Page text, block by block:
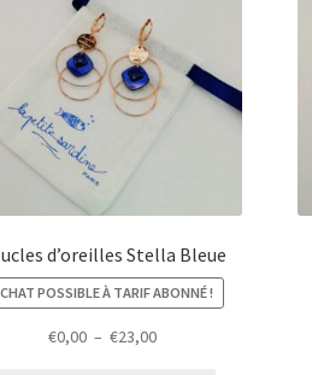
d’oreilles Stella Bleue
POSSIBLE À TARIF ABONNÉ !
€0,00 – €23,00Plage